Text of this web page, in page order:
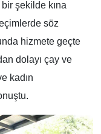
şekilde kına
söz
hizmete geçte
dolayı çay ve
kadın